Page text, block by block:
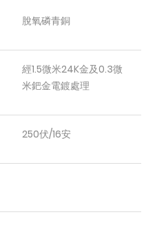
脫氧磷青銅
經1.5微米24K金及0.3微
米鈀金電鍍處理
250伏/16安